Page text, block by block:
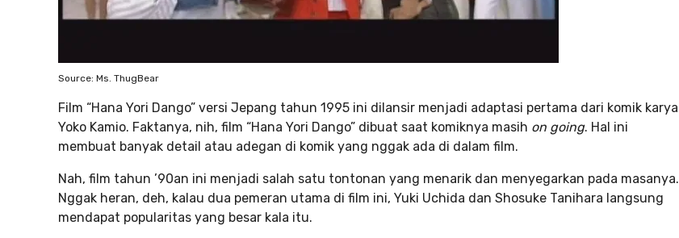
Source: Ms. ThugBear
Film “Hana Yori Dango” versi Jepang tahun 1995 ini dilansir menjadi adaptasi pertama dari komik karya
Yoko Kamio. Faktanya, nih, film “Hana Yori Dango” dibuat saat komiknya masih on going. Hal ini
membuat banyak detail atau adegan di komik yang nggak ada di dalam film.
Nah, film tahun ’90an ini menjadi salah satu tontonan yang menarik dan menyegarkan pada masanya.
Nggak heran, deh, kalau dua pemeran utama di film ini, Yuki Uchida dan Shosuke Tanihara langsung
mendapat popularitas yang besar kala itu.